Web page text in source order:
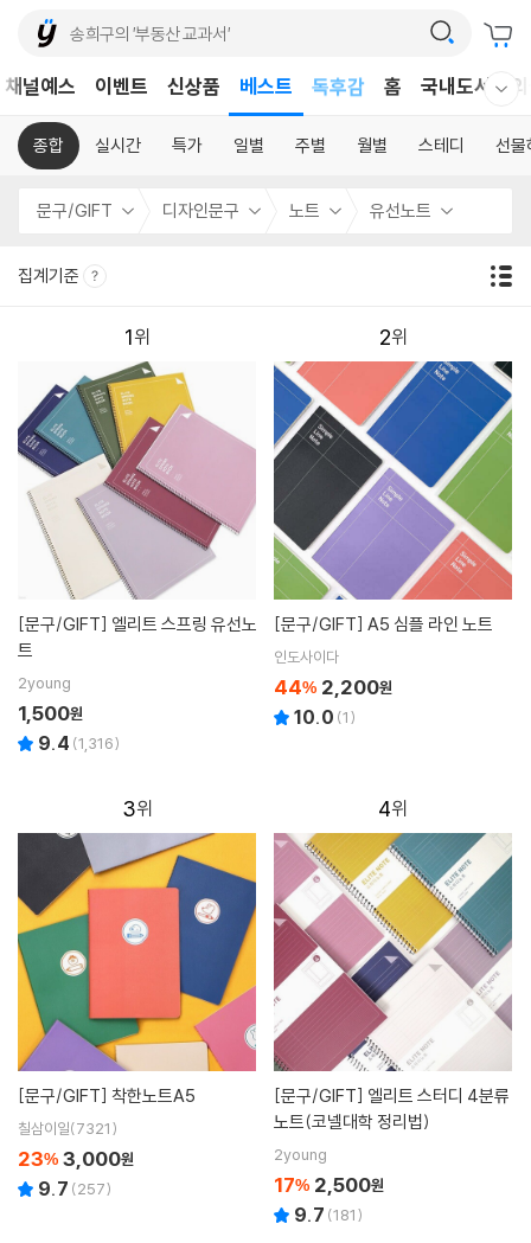
채널예스 이벤트 신상품 베스트
독후감
홈 국내도서
종합 실시간 특가 일별 주별 월별 스테디 선물
문구/GIFT 디자인문구 노트 유선노트
집계기준
1
[문구/GIFT]
트
2young
1,500원
9.4 (1,316)
2
[문구/GIFT] A5 심플 라인 노트
인도사이다
44% 2,200원
10.0 (1)
3
[문구/GIFT] 착한노트A5
칠삼이일(7321)
23% 3,000원
9.7 (257)
4
[문구/GIFT]
노트(코넬대학 정리법)
2young
17% 2,500원
9.7 (181)